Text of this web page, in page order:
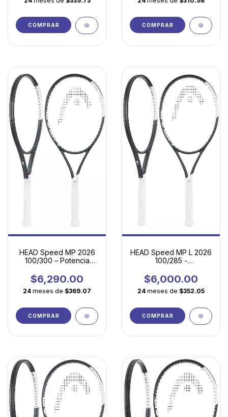
COMPRAR COMPRAR
HEAD Speed MP 2026
100/300 – Potencia
premium para el tenis
moderno
$6,290.00
24 meses de $369.07
COMPRAR
HEAD Speed MP L 2026
100/285 -
comodidad y potencia
controlada
$6,000.00
24 meses de $352.05
COMPRAR